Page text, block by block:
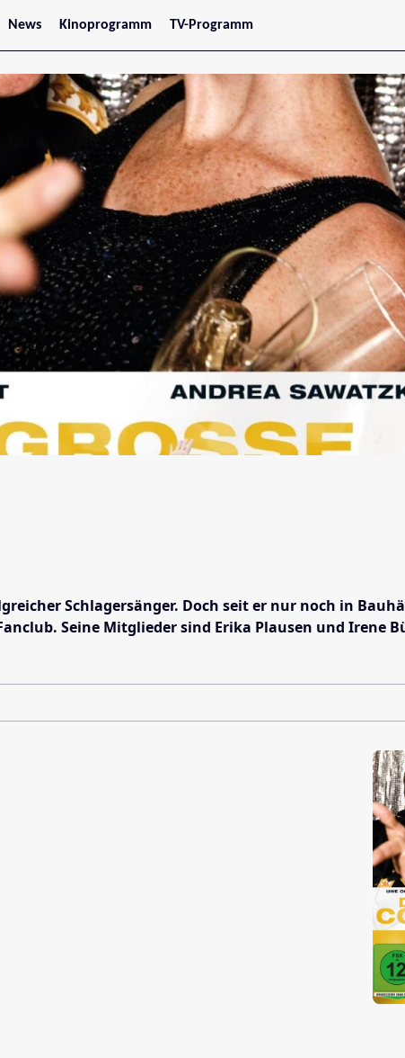
News
Stars
Kinoprogramm
Jetzt im Kino
Wien
Niederösterreich
Oberösterreich
Steiermark
Burgenland
Kärnten
Salzburg
Tirol
Vorarlberg
TV-Programm
Schlagersänger. Doch seit er nur noch in
Seine Mitglieder sind Erika Plausen und